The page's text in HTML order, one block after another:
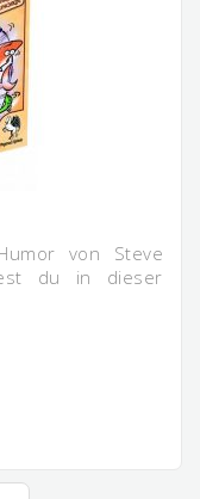
von Steve
du in dieser